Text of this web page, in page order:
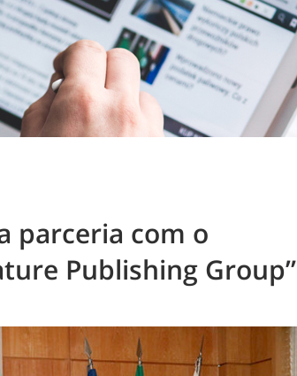
parceria com o
Publishing Group”